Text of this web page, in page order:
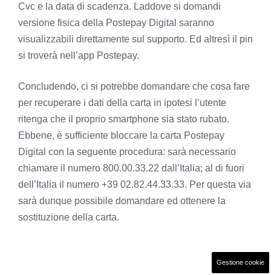
Cvc e la data di scadenza. Laddove si domandi
versione fisica della Postepay Digital saranno
visualizzabili direttamente sul supporto. Ed altresì il pin
si troverà nell’app Postepay.
Concludendo, ci si potrebbe domandare che cosa fare
per recuperare i dati della carta in ipotesi l’utente
ritenga che il proprio smartphone sia stato rubato.
Ebbene, è sufficiente bloccare la carta Postepay
Digital con la seguente procedura: sarà necessario
chiamare il numero 800.00.33.22 dall’Italia; al di fuori
dell’Italia il numero +39 02.82.44.33.33. Per questa via
sarà dunque possibile domandare ed ottenere la
sostituzione della carta.
Gestione cookie